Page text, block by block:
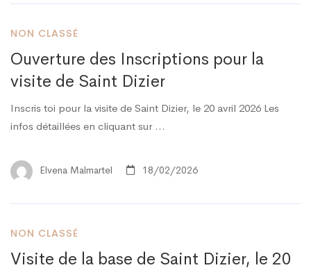
NON CLASSÉ
Ouverture des Inscriptions pour la
visite de Saint Dizier
Inscris toi pour la visite de Saint Dizier, le 20 avril 2026 Les
infos détaillées en cliquant sur …
Elvena Malmartel 18/02/2026
NON CLASSÉ
Visite de la base de Saint Dizier, le 20